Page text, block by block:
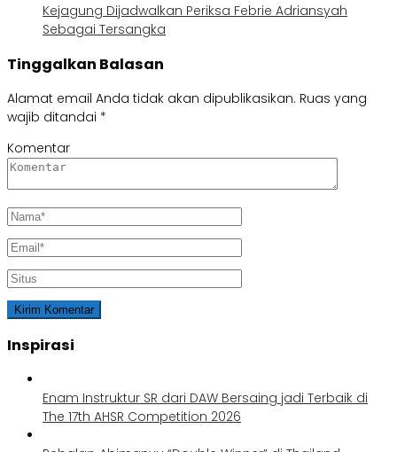
Kejagung Dijadwalkan Periksa Febrie Adriansyah
Sebagai Tersangka
Tinggalkan Balasan
Alamat email Anda tidak akan dipublikasikan. Ruas yang
wajib ditandai *
Komentar
Inspirasi
Enam Instruktur SR dari DAW Bersaing jadi Terbaik di
The 17th AHSR Competition 2026